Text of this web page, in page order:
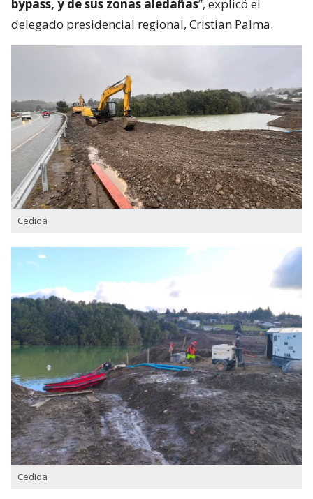
bypass, y de sus zonas aledañas”, explicó el
delegado presidencial regional, Cristian Palma.
Cedida
Cedida